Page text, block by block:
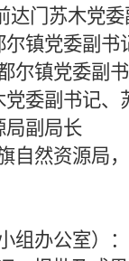
木党委副
委副书记
党委副书
书记、
局长
然资源局，
办公室）：